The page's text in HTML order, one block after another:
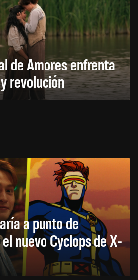
de Amores enfrenta
revolución
a punto de
nuevo Cyclops de X-